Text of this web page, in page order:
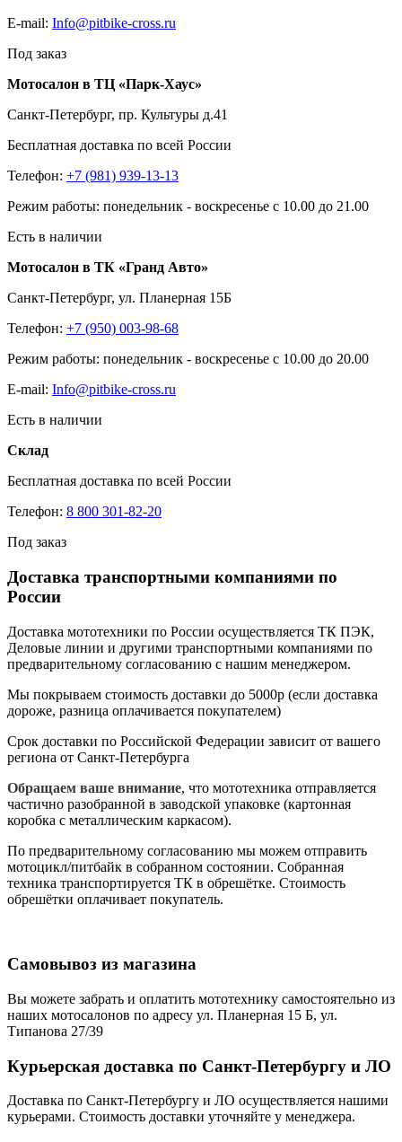
E-mail: Info@pitbike-cross.ru
Под заказ
Мотосалон в ТЦ «Парк-Хаус»
Санкт-Петербург, пр. Культуры д.41
Бесплатная доставка по всей России
Телефон: +7 (981) 939-13-13
Режим работы: понедельник - воскресенье с 10.00 до 21.00
Есть в наличии
Мотосалон в ТК «Гранд Авто»
Санкт-Петербург, ул. Планерная 15Б
Телефон: +7 (950) 003-98-68
Режим работы: понедельник - воскресенье с 10.00 до 20.00
E-mail: Info@pitbike-cross.ru
Есть в наличии
Склад
Бесплатная доставка по всей России
Телефон: 8 800 301-82-20
Под заказ
Доставка транспортными компаниями по
России
Доставка мототехники по России осуществляется ТК ПЭК,
Деловые линии и другими транспортными компаниями по
предварительному согласованию с нашим менеджером.
Мы покрываем стоимость доставки до 5000р (если доставка
дороже, разница оплачивается покупателем)
Срок доставки по Российской Федерации зависит от вашего
региона от Санкт-Петербурга
Обращаем ваше внимание, что мототехника отправляется
частично разобранной в заводской упаковке (картонная
коробка с металлическим каркасом).
По предварительному согласованию мы можем отправить
мотоцикл/питбайк в собранном состоянии. Собранная
техника транспортируется ТК в обрешётке. Стоимость
обрешётки оплачивает покупатель.
Самовывоз из магазина
Вы можете забрать и оплатить мототехнику самостоятельно из
наших мотосалонов по адресу ул. Планерная 15 Б, ул.
Типанова 27/39
Курьерская доставка по Санкт-Петербургу и ЛО
Доставка по Санкт-Петербургу и ЛО осуществляется нашими
курьерами. Стоимость доставки уточняйте у менеджера.